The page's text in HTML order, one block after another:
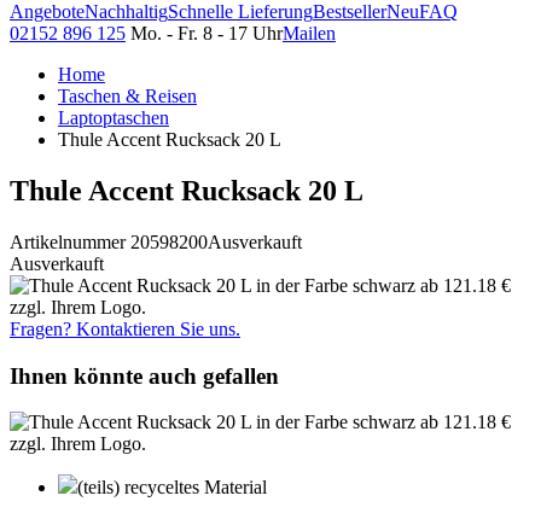
AngeboteNachhaltigSchnelle LieferungBestsellerNeuFAQ
02152 896 125 Mo. - Fr. 8 - 17 UhrMailen
Home
Taschen & Reisen
Laptoptaschen
Thule Accent Rucksack 20 L
Thule Accent Rucksack 20 L
Artikelnummer 20598200Ausverkauft
Ausverkauft
Fragen? Kontaktieren Sie uns.
Ihnen könnte auch gefallen
(teils) recyceltes Material